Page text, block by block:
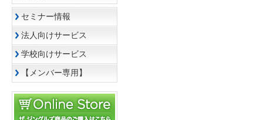
セミナー情報
法人向けサービス
学校向けサービス
【メンバー専用】